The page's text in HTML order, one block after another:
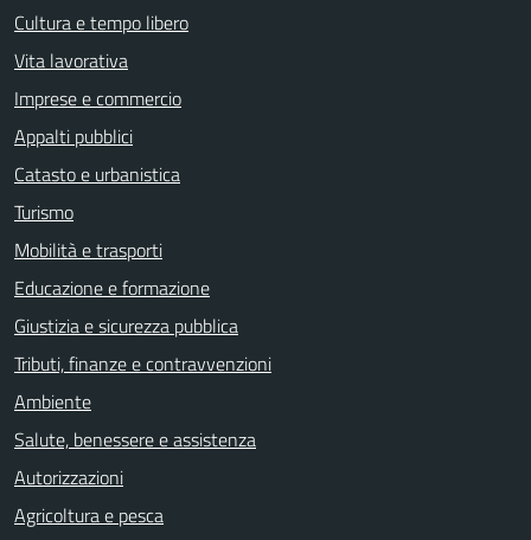
Cultura e tempo libero
Vita lavorativa
Imprese e commercio
Appalti pubblici
Catasto e urbanistica
Turismo
Mobilità e trasporti
Educazione e formazione
Giustizia e sicurezza pubblica
Tributi, finanze e contravvenzioni
Ambiente
Salute, benessere e assistenza
Autorizzazioni
Agricoltura e pesca